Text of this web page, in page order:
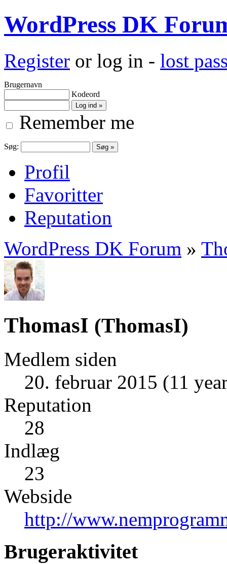
WordPress DK
Register or log in - lost
Brugernavn
Kodeord
Remember me
Søg:
Profil
Favoritter
Reputation
WordPress DK Forum »
ThomasI (ThomasI)
Medlem siden
20. februar 2015 (11
Reputation
28
Indlæg
23
Webside
http://
Brugeraktivitet